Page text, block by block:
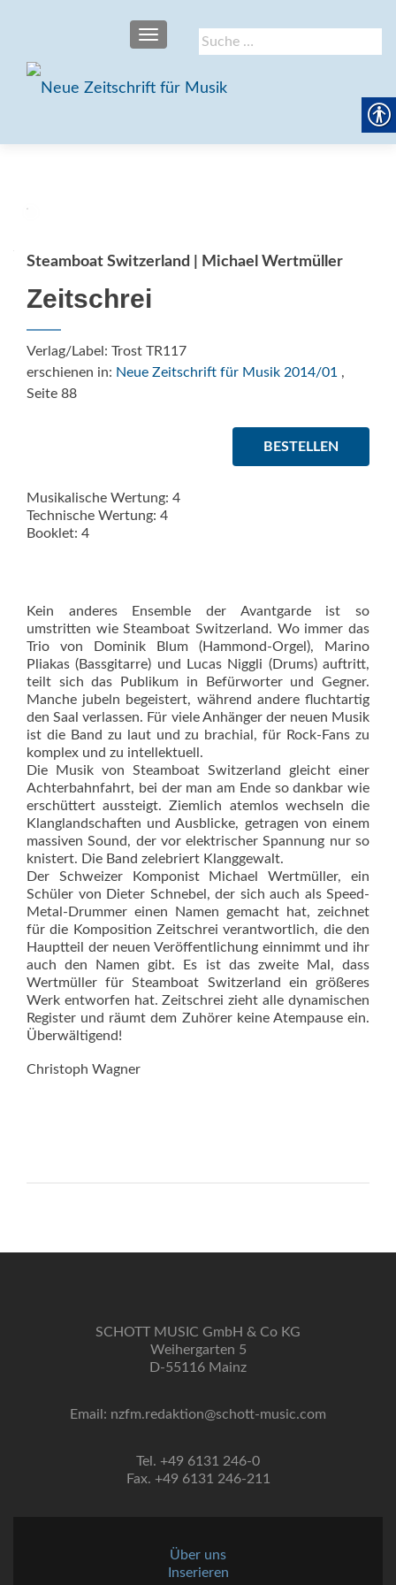
Suche
nach:
SCHALTE NAVIGATION
Steamboat Switzerland | Michael Wertmüller
Zeitschrei
Verlag/Label: Trost TR117
erschienen in: Neue Zeitschrift für Musik 2014/01 ,
Seite 88
BESTELLEN
Musikalische Wertung: 4
Technische Wertung: 4
Booklet: 4
Kein anderes Ensemble der Avantgarde ist so
umstritten wie Steamboat Switzerland. Wo immer das
Trio von Dominik Blum (Hammond-Orgel), Marino
Pliakas (Bassgitarre) und Lucas Niggli (Drums) auftritt,
teilt sich das Publikum in Befürworter und Gegner.
Manche jubeln begeistert, während andere fluchtartig
den Saal verlassen. Für viele Anhänger der neuen Musik
ist die Band zu laut und zu brachial, für Rock-Fans zu
komplex und zu intellektuell.
Die Musik von Steamboat Switzerland gleicht einer
Achterbahnfahrt, bei der man am Ende so dankbar wie
erschüttert aussteigt. Ziemlich atemlos wechseln die
Klanglandschaften und Ausblicke, getragen von einem
massiven Sound, der vor elektrischer Spannung nur so
knistert. Die Band zelebriert Klanggewalt.
Der Schweizer Komponist Michael Wertmüller, ein
Schüler von Dieter Schnebel, der sich auch als Speed-
Metal-Drummer einen Na­men gemacht hat, zeichnet
für die Komposition Zeitschrei verantwortlich, die den
Hauptteil der neuen Veröffentlichung einnimmt und ihr
auch den Namen gibt. Es ist das zweite Mal, dass
Wertmüller für Steamboat Switzerland ein größeres
Werk entworfen hat. Zeitschrei zieht alle dynamischen
Register und räumt dem Zuhörer keine Atempause ein.
Überwältigend!
Christoph Wagner
SCHOTT MUSIC GmbH & Co KG
Weihergarten 5
D-55116 Mainz
Email: nzfm.redaktion@schott-music.com
Tel. +49 6131 246-0
Fax. +49 6131 246-211
Über uns
Inserieren